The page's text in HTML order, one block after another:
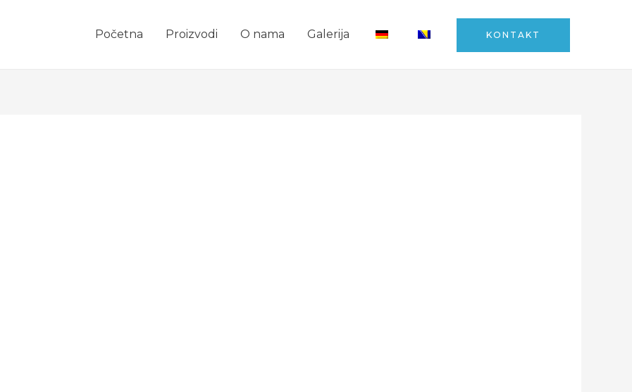
Početna Proizvodi O nama Galerija KONTAKT